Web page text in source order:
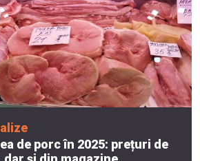
de porc în 2025: prețuri de